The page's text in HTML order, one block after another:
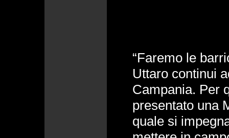
“Faremo le
Uttaro continui
Campania. Per
presentato una
quale si